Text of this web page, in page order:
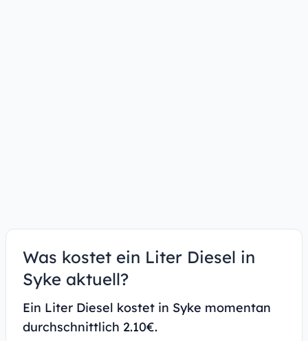
Was kostet ein Liter Diesel in
Syke aktuell?
Ein Liter Diesel kostet in Syke momentan
durchschnittlich 2.10€.